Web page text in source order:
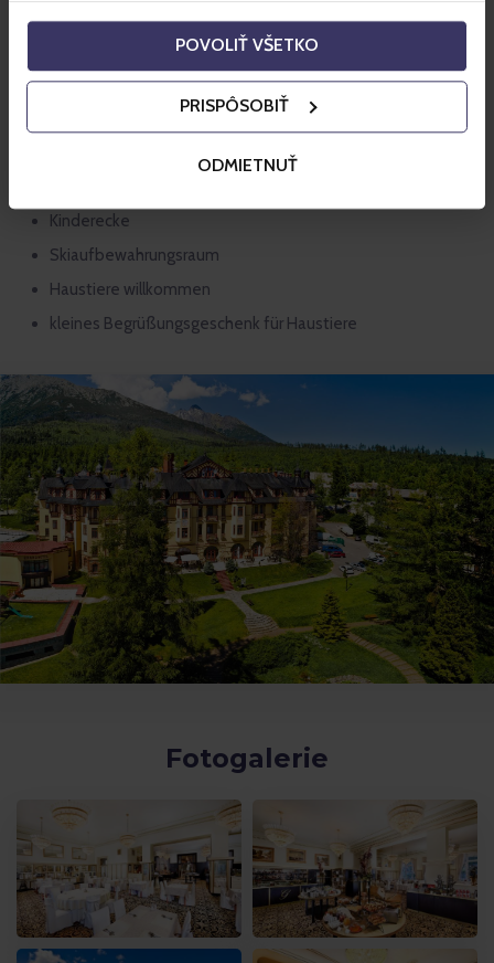
POVOLIŤ VŠETKO
PRISPÔSOBIŤ
ODMIETNUŤ
Wi-Fi Internet im Hotel sowie in Hotelzimmern
nicht Parkplätze für alle Hotelgäste
Laundry Service – Waschen und Bügeln
Juwelen zum Verkauf an der Rezeption
Kinderecke
Skiaufbewahrungsraum
Haustiere willkommen
kleines Begrüßungsgeschenk für Haustiere
Fotogalerie